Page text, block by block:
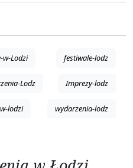
w-Lodzi festiwale-lodz
Lodz Imprezy-lodz
lodzi wydarzenia-lodz